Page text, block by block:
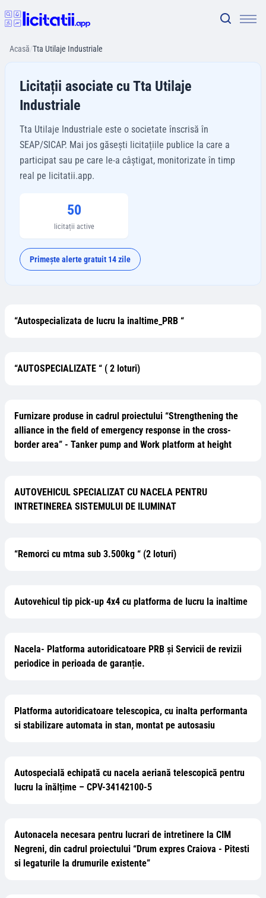
Acasă/Tta Utilaje Industriale
Licitații asociate cu Tta Utilaje
Industriale
Tta Utilaje Industriale este o societate înscrisă în
SEAP/SICAP. Mai jos găsești licitațiile publice la care a
participat sau pe care le-a câștigat, monitorizate în timp
real pe licitatii.app.
50
licitații active
Primește alerte gratuit 14 zile
“Autospecializata de lucru la inaltime_PRB “
“AUTOSPECIALIZATE “ ( 2 loturi)
Furnizare produse in cadrul proiectului “Strengthening the
alliance in the field of emergency response in the cross-
border area” - Tanker pump and Work platform at height
AUTOVEHICUL SPECIALIZAT CU NACELA PENTRU
INTRETINEREA SISTEMULUI DE ILUMINAT
“Remorci cu mtma sub 3.500kg “ (2 loturi)
Autovehicul tip pick-up 4x4 cu platforma de lucru la inaltime
Nacela- Platforma autoridicatoare PRB și Servicii de revizii
periodice in perioada de garanție.
Platforma autoridicatoare telescopica, cu inalta performanta
si stabilizare automata in stan, montat pe autosasiu
Autospecială echipată cu nacela aeriană telescopică pentru
lucru la înălțime – CPV-34142100-5
Autonacela necesara pentru lucrari de intretinere la CIM
Negreni, din cadrul proiectului “Drum expres Craiova - Pitesti
si legaturile la drumurile existente”